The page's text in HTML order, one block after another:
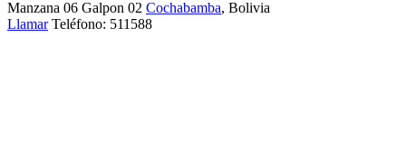
Manzana 06 Galpon 02 Cochabamba, Bolivia
Llamar Teléfono: 511588